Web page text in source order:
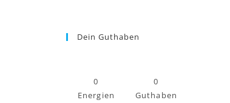
Dein Guthaben
0
Energien
0
Guthaben